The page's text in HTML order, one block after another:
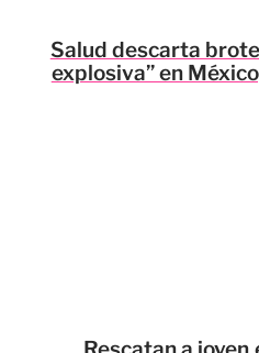
Salud descarta
explosiva” en